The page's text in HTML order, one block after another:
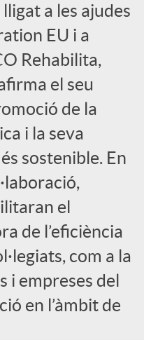
a les ajudes
EU i a
Rehabilita,
el seu
de la
i la seva
sostenible. En
el
de l’eficiència
com a la
i empreses del
en l’àmbit de